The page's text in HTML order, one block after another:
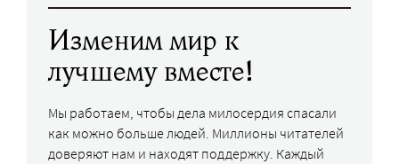
Изменим мир к
лучшему вместе!
Мы работаем, чтобы дела милосердия спасали
как можно больше людей. Миллионы читателей
доверяют нам и находят поддержку. Каждый